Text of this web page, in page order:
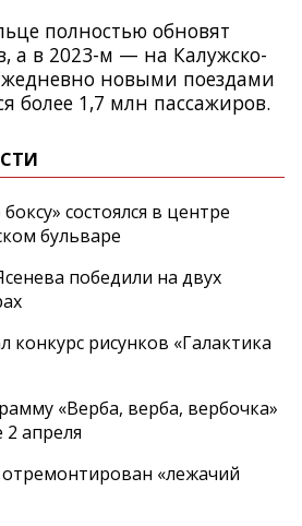
полностью обновят
а в 2023-м — на Калужско-
новыми поездами
более 1,7 млн пассажиров.
состоялся в центре
бульваре
победили на двух
конкурс рисунков «Галактика
«Верба, верба, вербочка»
2 апреля
«лежачий